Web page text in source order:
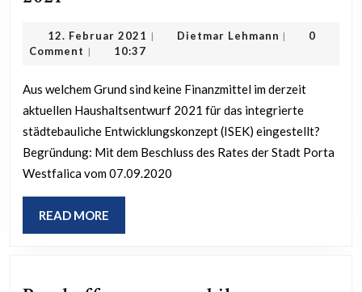
und
ISEK
Westfalica
Lerbeck
Haushaltsplan
2021
12. Februar 2021 12.
| Dietmar Lehmann Dietmar
|
0
Comment | 10:37
Aus welchem Grund sind keine Finanzmittel im derzeit
aktuellen Haushaltsentwurf 2021 für das integrierte
städtebauliche Entwicklungskonzept (ISEK) eingestellt?
Begründung: Mit dem Beschluss des Rates der Stadt Porta
Westfalica vom 07.09.2020
READ MORE
MORE